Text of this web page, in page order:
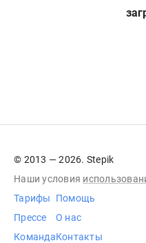
© 2013 — 2026. Stepik
Наши условия
Тарифы
Прессе
Команда
Помощь
О нас
Контакты